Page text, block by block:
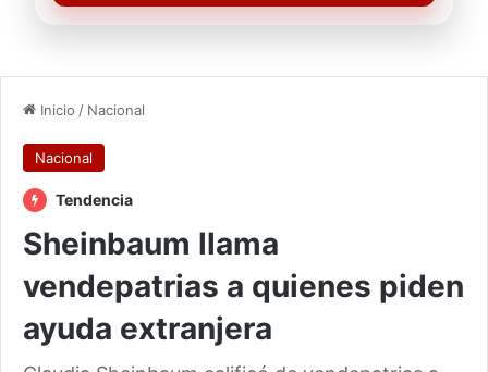
Inicio / Nacional
Nacional
Tendencia
Sheinbaum llama
vendepatrias a quienes piden
ayuda extranjera